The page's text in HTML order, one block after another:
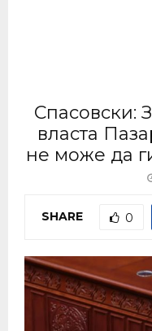
Спасовски:
власта
не може да
SHARE 0